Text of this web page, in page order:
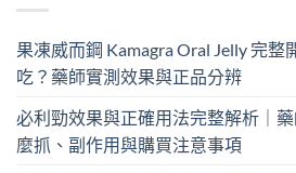
果凍威而鋼 Kamagra Oral Jelly 完整
吃？藥師實測效果與正品分辨
必利勁效果與正確用法完整解析｜
麼抓、副作用與購買注意事項